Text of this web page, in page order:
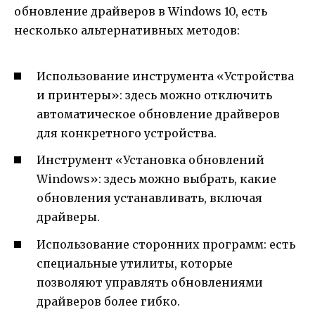
обновление драйверов в Windows 10, есть
несколько альтернативных методов:
Использование инструмента «Устройства
и принтеры»: здесь можно отключить
автоматическое обновление драйверов
для конкретного устройства.
Инструмент «Установка обновлений
Windows»: здесь можно выбрать, какие
обновления устанавливать, включая
драйверы.
Использование сторонних программ: есть
специальные утилиты, которые
позволяют управлять обновлениями
драйверов более гибко.